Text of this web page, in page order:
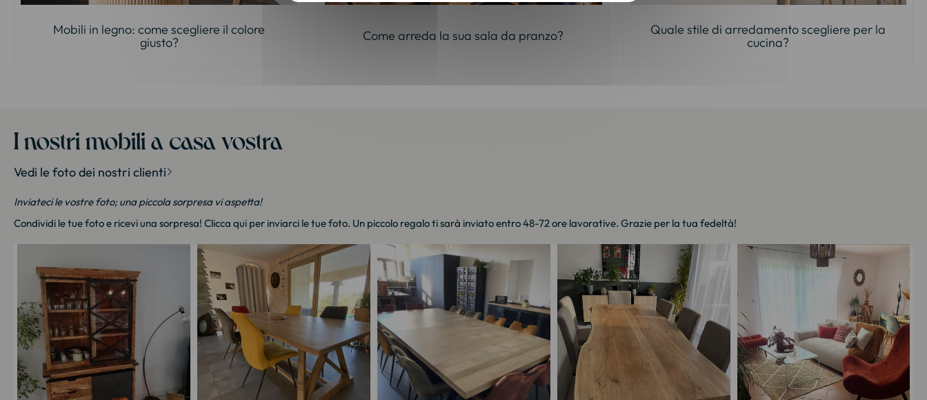
Mobili in legno: come scegliere il colore
giusto?
Come arreda la sua sala da pranzo?
Quale stile di arredamento scegliere per la
cucina?
I nostri mobili a casa vostra
Vedi le foto dei nostri clienti
Inviateci le vostre foto; una piccola sorpresa vi aspetta!
Condividi le tue foto e ricevi una sorpresa! Clicca qui per inviarci le tue foto. Un piccolo regalo ti sarà inviato entro 48-72 ore lavorative. Grazie per la tua fedeltà!